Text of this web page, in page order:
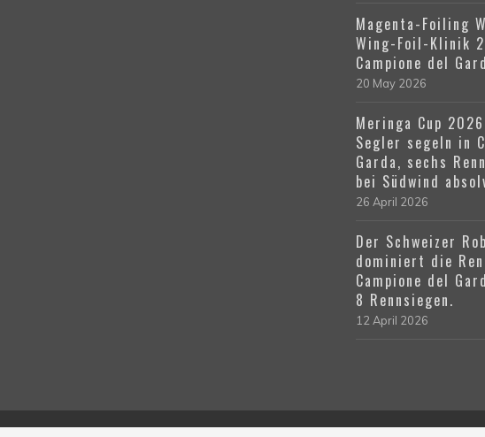
Magenta-Foiling
Wing-Foil-Klinik
Campione del
20 May 2026
Meringa Cup
Segler segeln in
Garda, sechs
bei Südwind
26 April 2026
Der Schweizer
dominiert die
Campione del
8 Rennsiegen.
12 April 2026